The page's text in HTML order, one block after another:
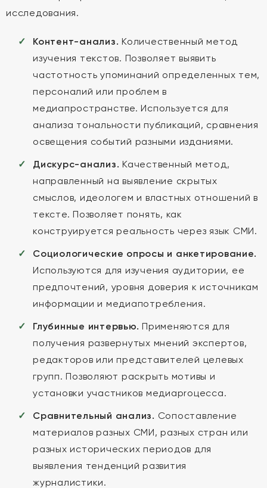
исследования.
Контент-анализ. Количественный метод
изучения текстов. Позволяет выявить
частотность упоминаний определенных тем,
персоналий или проблем в
медиапространстве. Используется для
анализа тональности публикаций, сравнения
освещения событий разными изданиями.
Дискурс-анализ. Качественный метод,
направленный на выявление скрытых
смыслов, идеологем и властных отношений в
тексте. Позволяет понять, как
конструируется реальность через язык СМИ.
Социологические опросы и анкетирование.
Используются для изучения аудитории, ее
предпочтений, уровня доверия к источникам
информации и медиапотребления.
Глубинные интервью. Применяются для
получения развернутых мнений экспертов,
редакторов или представителей целевых
групп. Позволяют раскрыть мотивы и
установки участников медиaproцесса.
Сравнительный анализ. Сопоставление
материалов разных СМИ, разных стран или
разных исторических периодов для
выявления тенденций развития
журналистики.